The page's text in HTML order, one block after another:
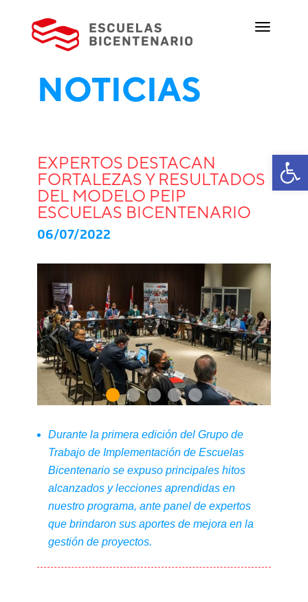
NOTICIAS
EXPERTOS DESTACAN
FORTALEZAS Y RESULTADOS
DEL MODELO PEIP
ESCUELAS BICENTENARIO
06/07/2022
Durante la primera edición del Grupo de
Trabajo de Implementación de Escuelas
Bicentenario se expuso principales hitos
alcanzados y lecciones aprendidas en
nuestro programa, ante panel de expertos
que brindaron sus aportes de mejora en la
gestión de proyectos.